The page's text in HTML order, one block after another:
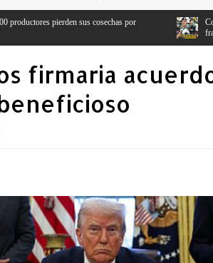
por
Comandante del ejercito de RD
firmaria